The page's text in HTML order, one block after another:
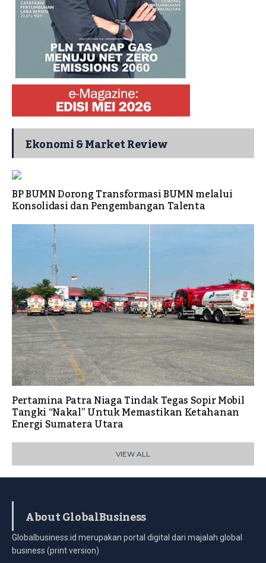
Ekonomi & Market Review
BP BUMN Dorong Transformasi BUMN melalui
Konsolidasi dan Pengembangan Talenta
Pertamina Patra Niaga Tindak Tegas Sopir Mobil
Tangki “Nakal” Untuk Memastikan Ketahanan
Energi Sumatera Utara
VIEW ALL
About GlobalBusiness
Globalbusiness.id merupakan portal digital dari majalah global
business (print version)